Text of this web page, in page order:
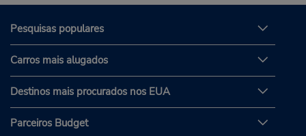
Pesquisas populares
Carros mais alugados
Destinos mais procurados nos EUA
Parceiros Budget